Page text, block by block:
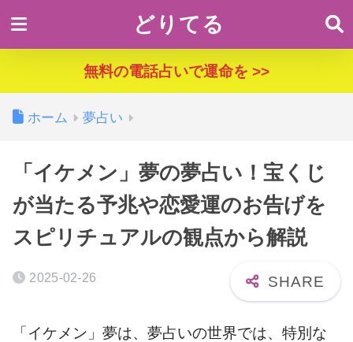
どりてる
無料の電話占いで運命を >>
ホーム 夢占い
「イケメン」夢の夢占い！宝くじ
が当たる予兆や恋愛運のお告げを
スピリチュアルの観点から解説
2025-02-26
「イケメン」夢は、夢占いの世界では、特別な